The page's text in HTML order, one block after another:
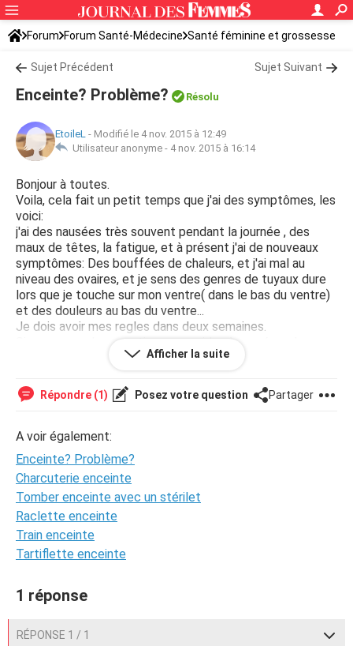
Forum Forum Santé-Médecine Santé féminine et grossesse
Sujet Précédent Sujet Suivant
Enceinte? Problème? Résolu
EtoileL - Modifié le 4 nov. 2015 à 12:49
Utilisateur anonyme - 4 nov. 2015 à 16:14
Bonjour à toutes.
Voila, cela fait un petit temps que j'ai des symptômes, les
voici:
j'ai des nausées très souvent pendant la journée , des
maux de têtes, la fatigue, et à présent j'ai de nouveaux
symptômes: Des bouffées de chaleurs, et j'ai mal au
niveau des ovaires, et je sens des genres de tuyaux dure
lors que je touche sur mon ventre( dans le bas du ventre)
et des douleurs au bas du ventre...
Je dois avoir mes regles dans deux semaines.
Si vous avez des questions pour aidez à me répondre
posez les.. Malheureusement pour raisons perso je
et je souhaite pas dire mon âge.
Merci si vous savez m'aidez, donnez des conseils,...
Afficher la suite
Répondre (1) Posez votre question Partager
A voir également:
Enceinte? Problème?
Charcuterie enceinte
Tomber enceinte avec un stérilet
Raclette enceinte
Train enceinte
Tartiflette enceinte
1 réponse
RÉPONSE 1 / 1